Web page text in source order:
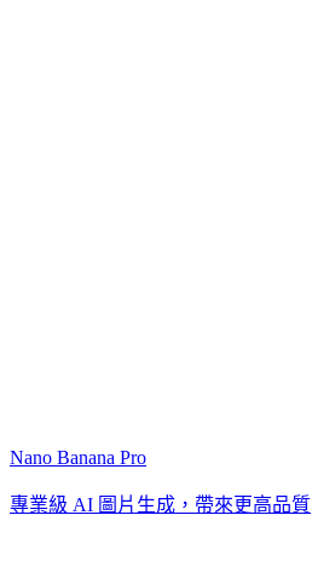
Nano Banana Pro
專業級 AI 圖片生成，帶來更高品質